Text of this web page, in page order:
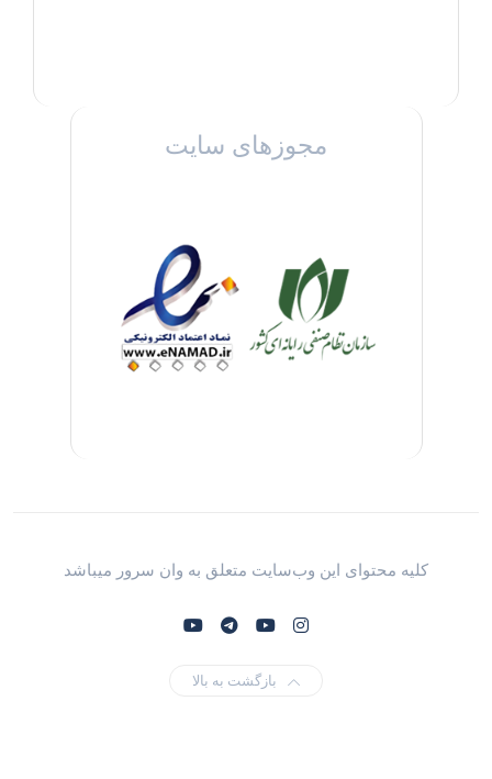
مجوزهای سایت
کلیه محتوای این وب‌سایت متعلق به وان سرور میباشد
بازگشت به بالا